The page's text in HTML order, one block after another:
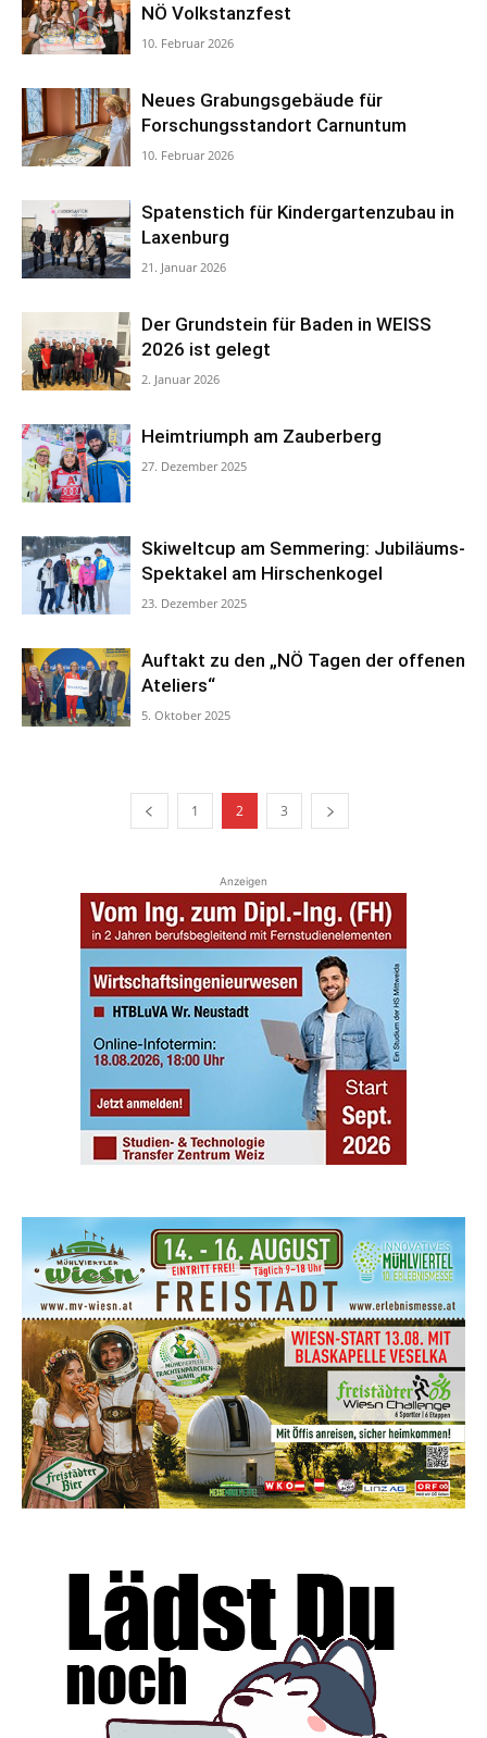
NÖ Volkstanzfest
10. Februar 2026
Neues Grabungsgebäude für
Forschungsstandort Carnuntum
10. Februar 2026
Spatenstich für Kindergartenzubau in
Laxenburg
21. Januar 2026
Der Grundstein für Baden in WEISS
2026 ist gelegt
2. Januar 2026
Heimtriumph am Zauberberg
27. Dezember 2025
Skiweltcup am Semmering: Jubiläums-
Spektakel am Hirschenkogel
23. Dezember 2025
Auftakt zu den „NÖ Tagen der offenen
Ateliers“
5. Oktober 2025
1 2 3
Anzeigen